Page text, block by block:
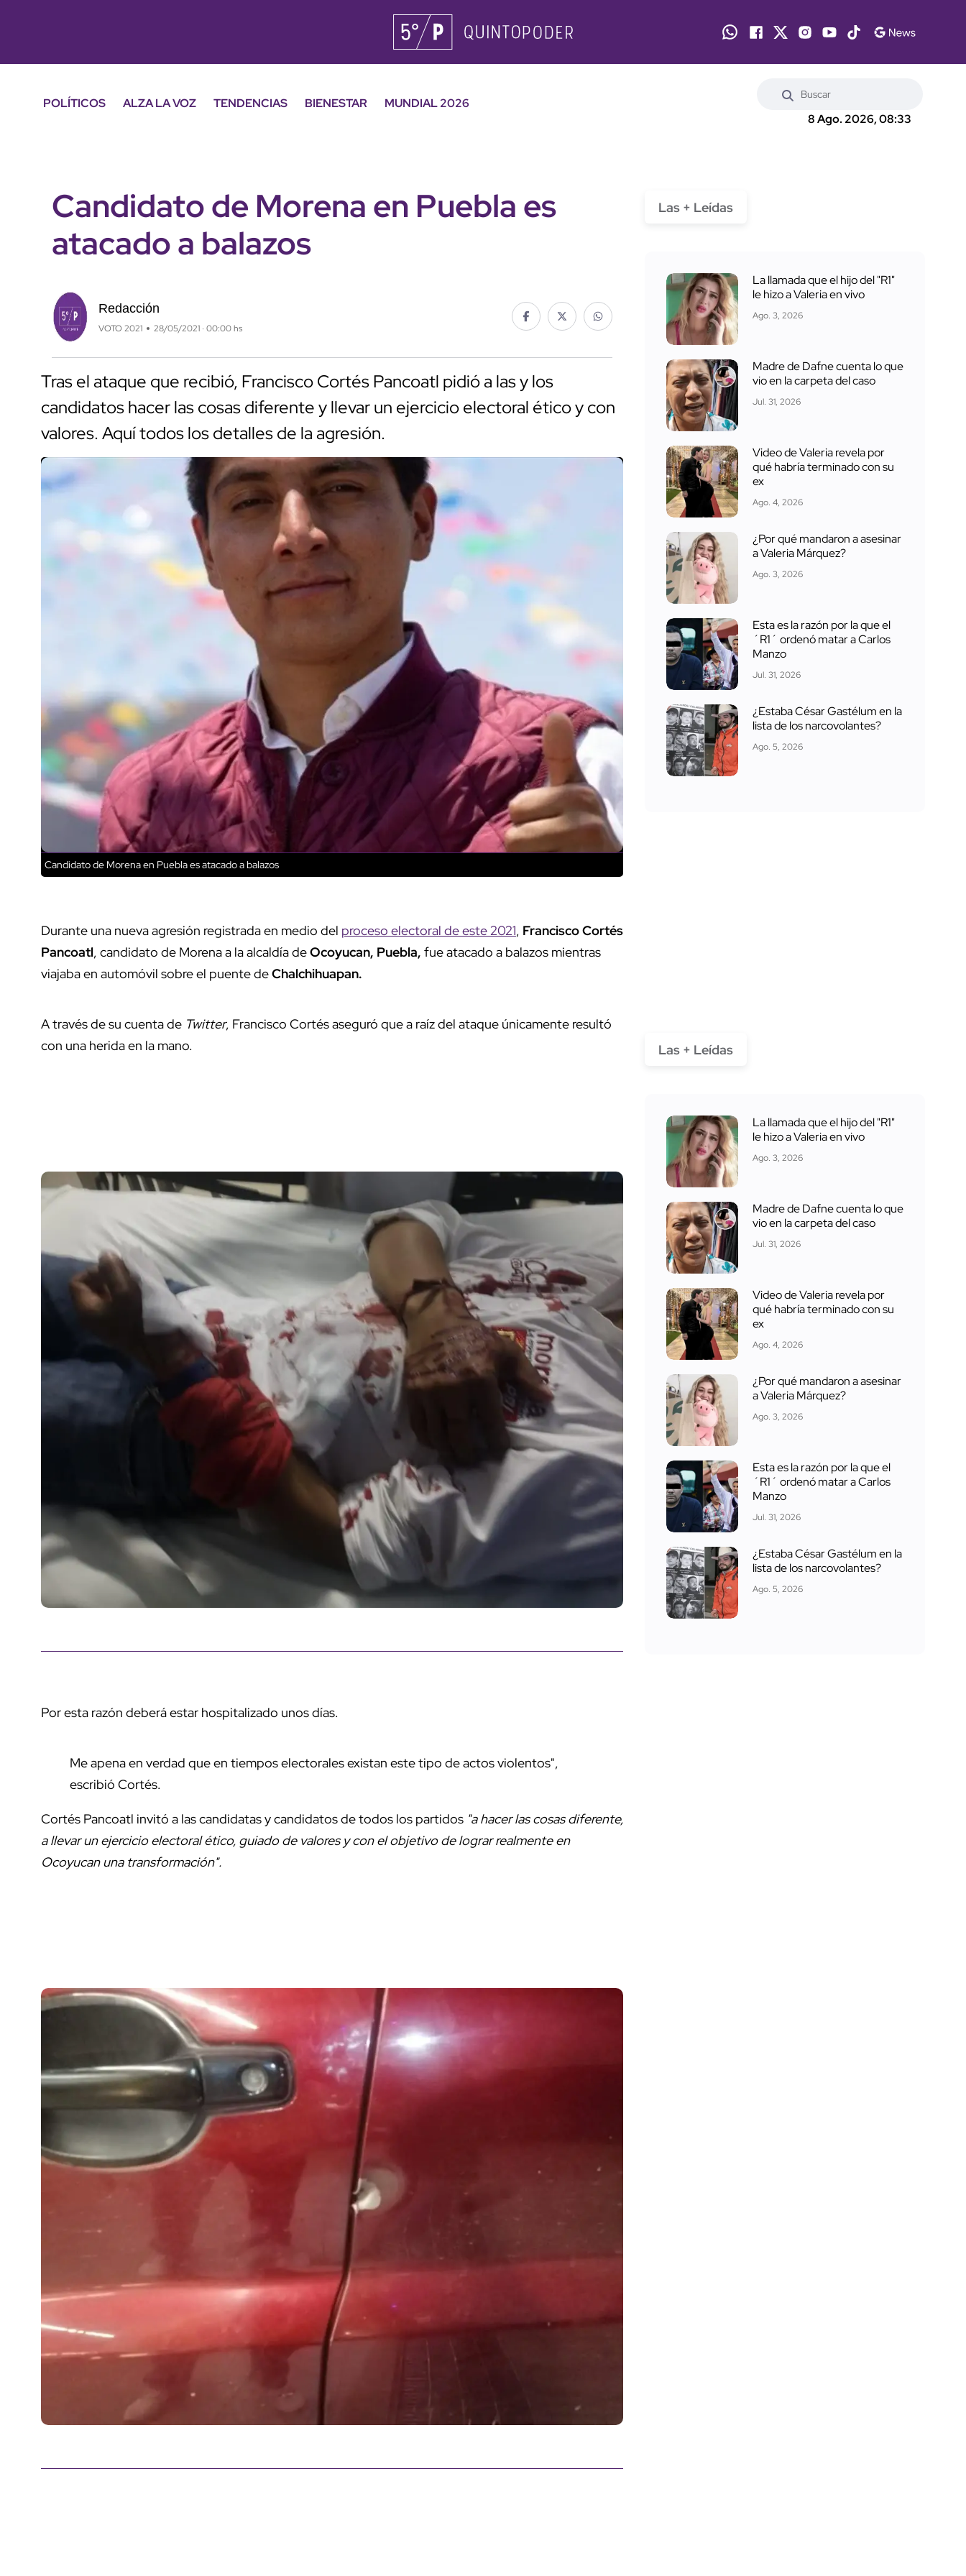
POLÍTICOS ALZA LA VOZ TENDENCIAS BIENESTAR
MUNDIAL 2026
8 Ago. 2026, 08:33
Candidato de Morena en Puebla es
atacado a balazos
Redacción
VOTO 2021 28/05/2021 · 00:00 hs
Tras el ataque que recibió, Francisco Cortés Pancoatl pidió a las y los
candidatos hacer las cosas diferente y llevar un ejercicio electoral ético y con
valores. Aquí todos los detalles de la agresión.
Candidato de Morena en Puebla es atacado a balazos
Durante una nueva agresión registrada en medio del proceso electoral de este 2021, Francisco Cortés
Pancoatl, candidato de Morena a la alcaldía deOcoyucan, Puebla, fue atacado a balazos mientras
viajaba en automóvil sobre el puente deChalchihuapan.
A través de su cuenta de Twitter, Francisco Cortés aseguró que a raíz del ataque únicamente resultó
con una herida en la mano.
Por esta razón deberá estar hospitalizado unos días.
Me apena en verdad que en tiempos electorales existan este tipo de actos violentos",
escribió Cortés.
Cortés Pancoatl invitó a las candidatas y candidatos de todos los partidos "a hacer las cosas diferente,
a llevar un ejercicio electoral ético, guiado de valores y con el objetivo de lograr realmente en
Ocoyucan una transformación".
Las + Leídas
La llamada que el hijo del "R1"
le hizo a Valeria en vivo
Ago. 3, 2026
Madre de Dafne cuenta lo que
vio en la carpeta del caso
Jul. 31, 2026
Video de Valeria revela por
qué habría terminado con su
ex
Ago. 4, 2026
¿Por qué mandaron a asesinar
a Valeria Márquez?
Ago. 3, 2026
Esta es la razón por la que el
´R1´ ordenó matar a Carlos
Manzo
Jul. 31, 2026
¿Estaba César Gastélum en la
lista de los narcovolantes?
Ago. 5, 2026
Las + Leídas
La llamada que el hijo del "R1"
le hizo a Valeria en vivo
Ago. 3, 2026
Madre de Dafne cuenta lo que
vio en la carpeta del caso
Jul. 31, 2026
Video de Valeria revela por
qué habría terminado con su
ex
Ago. 4, 2026
¿Por qué mandaron a asesinar
a Valeria Márquez?
Ago. 3, 2026
Esta es la razón por la que el
´R1´ ordenó matar a Carlos
Manzo
Jul. 31, 2026
¿Estaba César Gastélum en la
lista de los narcovolantes?
Ago. 5, 2026